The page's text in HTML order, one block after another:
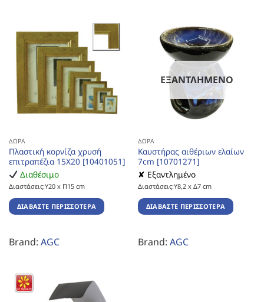
ΔΏΡΑ
Πλαστική κορνίζα χρυσή
επιτραπέζια 15Χ20 [10401051]
Διαθέσιμο
Διαστάσεις:Υ20 x Π15 cm
ΔΙΑΒΆΣΤΕ ΠΕΡΙΣΣΌΤΕΡΑ
Brand: AGC
ΕΞΑΝΤΛΗΜΈΝΟ
ΔΏΡΑ
Καυστήρας αιθέριων ελαίων
7cm [10701271]
✘ Εξαντλημένο
Διαστάσεις:Υ8,2 x Δ7 cm
ΔΙΑΒΆΣΤΕ ΠΕΡΙΣΣΌΤΕΡΑ
Brand: AGC